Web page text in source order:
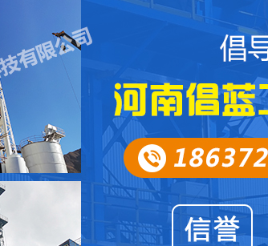
气煤两用石灰窑
石灰窑自动控制系统
石灰窑点火工艺服务
旋转布料器
圆盘出灰机
两段密封阀
石灰窑电子称量设备